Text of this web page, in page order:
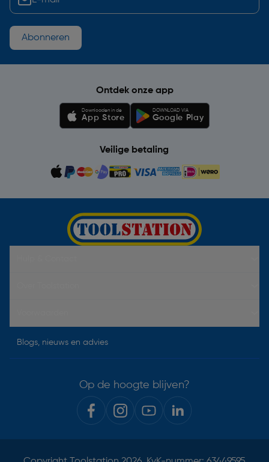
Abonneren
Ontdek onze app
Downloaden in de
App Store
DOWNLOAD VIA
Google Play
Veilige betaling
Blogs, nieuws en advies
Op de hoogte blijven?